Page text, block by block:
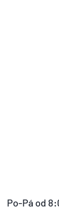
Po-Pá od